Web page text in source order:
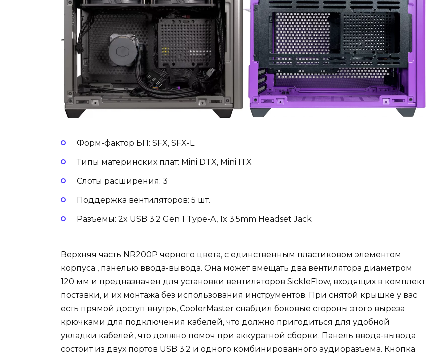
Форм-фактор БП: SFX, SFX-L
Типы материнских плат: Mini DTX, Mini ITX
Слоты расширения: 3
Поддержка вентиляторов: 5 шт.
Разъемы: 2x USB 3.2 Gen 1 Type-A, 1x 3.5mm Headset Jack
Верхняя часть NR200P черного цвета, с единственным пластиковом элементом
корпуса , панелью ввода-вывода. Она может вмещать два вентилятора диаметром
120 мм и предназначен для установки вентиляторов SickleFlow, входящих в комплект
поставки, и их монтажа без использования инструментов. При снятой крышке у вас
есть прямой доступ внутрь, CoolerMaster снабдил боковые стороны этого выреза
крючками для подключения кабелей, что должно пригодиться для удобной
укладки кабелей, что должно помоч при аккуратной сборки. Панель ввода-вывода
состоит из двух портов USB 3.2 и одного комбинированного аудиоразъема. Кнопка